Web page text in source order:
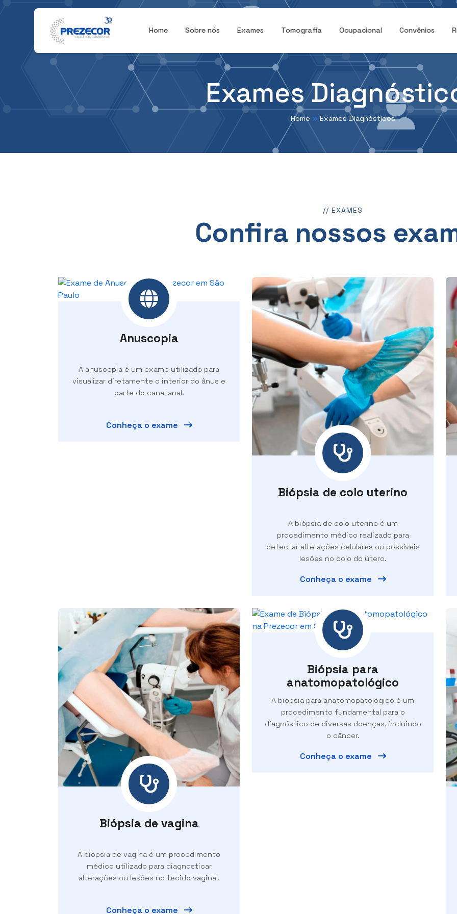
Home Sobre nós Exames Tomografia Ocupacional Convênios
Exames
Home Exames Diagnósticos
// EXAMES
Confira nossos
Anuscopia
A anuscopia é um exame utilizado para
visualizar diretamente o interior do ânus e
parte do canal anal.
Conheça o exame
Biópsia de colo uterino
A biópsia de colo uterino é um
procedimento médico realizado para
detectar alterações celulares ou possíveis
lesões no colo do útero.
Conheça o exame
Biópsia de vagina
A biópsia de vagina é um procedimento
médico utilizado para diagnosticar
alterações ou lesões no tecido vaginal.
Conheça o exame
Biópsia para
anatomopatológico
A biópsia para anatomopatológico é um
procedimento fundamental para o
diagnóstico de diversas doenças, incluindo
o câncer.
Conheça o exame